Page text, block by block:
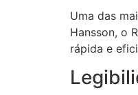
Uma das
Hansson, o
rápida e